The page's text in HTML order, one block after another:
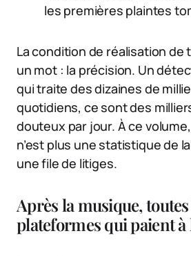
les premières plaintes
La condition de réalisation de
un mot : la précision. Un
qui traite des dizaines de
quotidiens, ce sont des
douteux par jour. À ce
n’est plus une statistique de
une file de litiges.
Après la musique,
plateformes qui paient à